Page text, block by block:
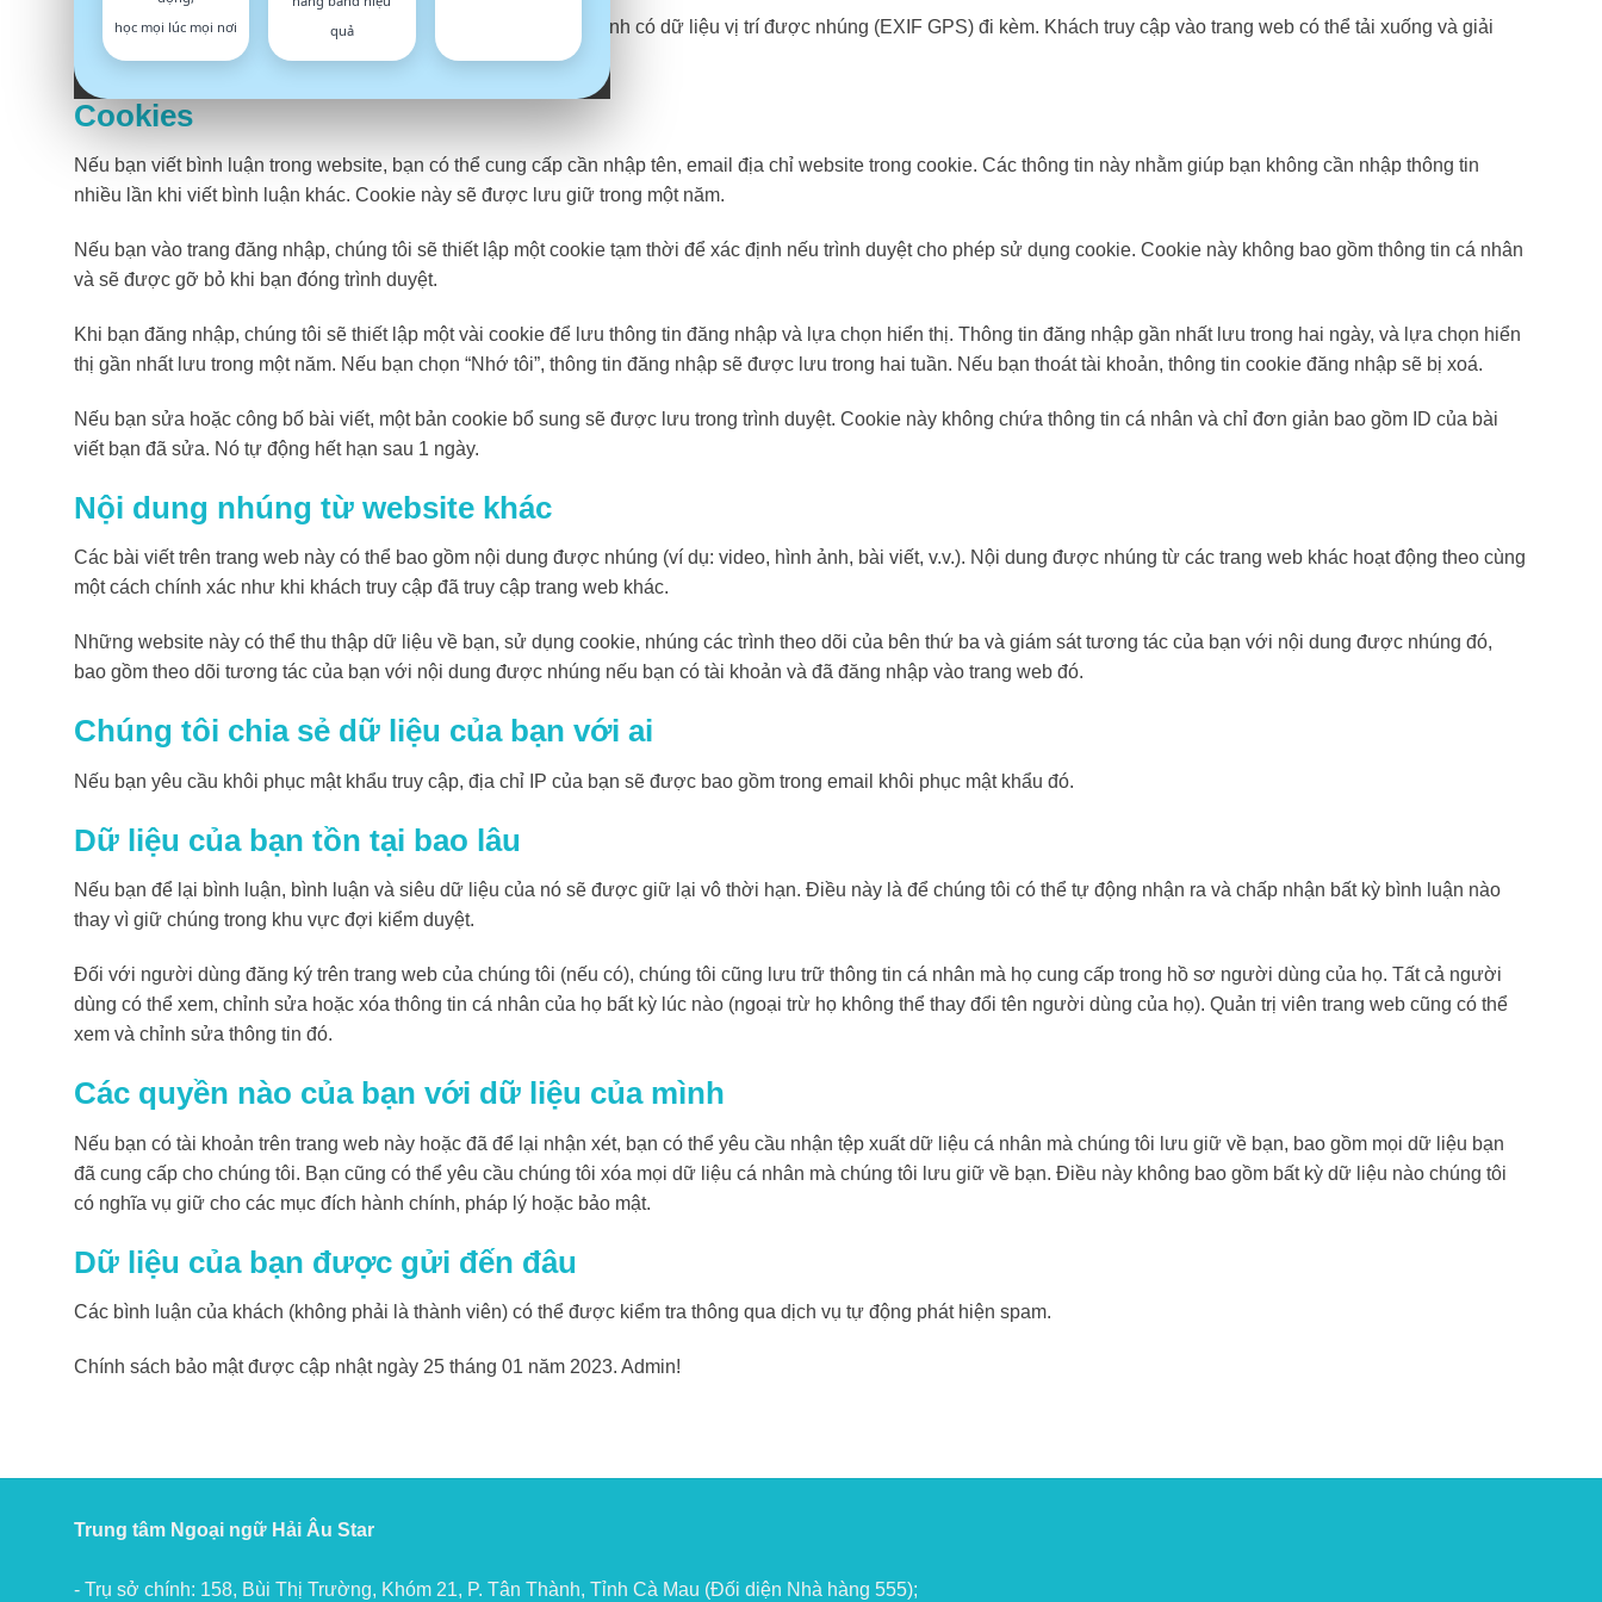
học mọi lúc mọi nơi
quả
Nếu bạn tải hình ảnh lên trang web, bạn nên tránh tải lên hình ảnh có dữ liệu vị trí được nhúng (EXIF GPS) đi kèm. Khách truy cập vào trang web có thể tải xuống và giải
nén bất kỳ dữ liệu vị trí nào từ hình ảnh trên trang web.
Cookies
Nếu bạn viết bình luận trong website, bạn có thể cung cấp cần nhập tên, email địa chỉ website trong cookie. Các thông tin này nhằm giúp bạn không cần nhập thông tin
nhiều lần khi viết bình luận khác. Cookie này sẽ được lưu giữ trong một năm.
Nếu bạn vào trang đăng nhập, chúng tôi sẽ thiết lập một cookie tạm thời để xác định nếu trình duyệt cho phép sử dụng cookie. Cookie này không bao gồm thông tin cá nhân
và sẽ được gỡ bỏ khi bạn đóng trình duyệt.
Khi bạn đăng nhập, chúng tôi sẽ thiết lập một vài cookie để lưu thông tin đăng nhập và lựa chọn hiển thị. Thông tin đăng nhập gần nhất lưu trong hai ngày, và lựa chọn hiển
thị gần nhất lưu trong một năm. Nếu bạn chọn “Nhớ tôi”, thông tin đăng nhập sẽ được lưu trong hai tuần. Nếu bạn thoát tài khoản, thông tin cookie đăng nhập sẽ bị xoá.
Nếu bạn sửa hoặc công bố bài viết, một bản cookie bổ sung sẽ được lưu trong trình duyệt. Cookie này không chứa thông tin cá nhân và chỉ đơn giản bao gồm ID của bài
viết bạn đã sửa. Nó tự động hết hạn sau 1 ngày.
Nội dung nhúng từ website khác
Các bài viết trên trang web này có thể bao gồm nội dung được nhúng (ví dụ: video, hình ảnh, bài viết, v.v.). Nội dung được nhúng từ các trang web khác hoạt động theo cùng
một cách chính xác như khi khách truy cập đã truy cập trang web khác.
Những website này có thể thu thập dữ liệu về bạn, sử dụng cookie, nhúng các trình theo dõi của bên thứ ba và giám sát tương tác của bạn với nội dung được nhúng đó,
bao gồm theo dõi tương tác của bạn với nội dung được nhúng nếu bạn có tài khoản và đã đăng nhập vào trang web đó.
Chúng tôi chia sẻ dữ liệu của bạn với ai
Nếu bạn yêu cầu khôi phục mật khẩu truy cập, địa chỉ IP của bạn sẽ được bao gồm trong email khôi phục mật khẩu đó.
Dữ liệu của bạn tồn tại bao lâu
Nếu bạn để lại bình luận, bình luận và siêu dữ liệu của nó sẽ được giữ lại vô thời hạn. Điều này là để chúng tôi có thể tự động nhận ra và chấp nhận bất kỳ bình luận nào
thay vì giữ chúng trong khu vực đợi kiểm duyệt.
Đối với người dùng đăng ký trên trang web của chúng tôi (nếu có), chúng tôi cũng lưu trữ thông tin cá nhân mà họ cung cấp trong hồ sơ người dùng của họ. Tất cả người
dùng có thể xem, chỉnh sửa hoặc xóa thông tin cá nhân của họ bất kỳ lúc nào (ngoại trừ họ không thể thay đổi tên người dùng của họ). Quản trị viên trang web cũng có thể
xem và chỉnh sửa thông tin đó.
Các quyền nào của bạn với dữ liệu của mình
Nếu bạn có tài khoản trên trang web này hoặc đã để lại nhận xét, bạn có thể yêu cầu nhận tệp xuất dữ liệu cá nhân mà chúng tôi lưu giữ về bạn, bao gồm mọi dữ liệu bạn
đã cung cấp cho chúng tôi. Bạn cũng có thể yêu cầu chúng tôi xóa mọi dữ liệu cá nhân mà chúng tôi lưu giữ về bạn. Điều này không bao gồm bất kỳ dữ liệu nào chúng tôi
có nghĩa vụ giữ cho các mục đích hành chính, pháp lý hoặc bảo mật.
Dữ liệu của bạn được gửi đến đâu
Các bình luận của khách (không phải là thành viên) có thể được kiểm tra thông qua dịch vụ tự động phát hiện spam.
Chính sách bảo mật được cập nhật ngày 25 tháng 01 năm 2023. Admin!
Trung tâm Ngoại ngữ Hải Âu Star
- Trụ sở chính: 158, Bùi Thị Trường, Khóm 21, P. Tân Thành, Tỉnh Cà Mau (Đối diện Nhà hàng 555);